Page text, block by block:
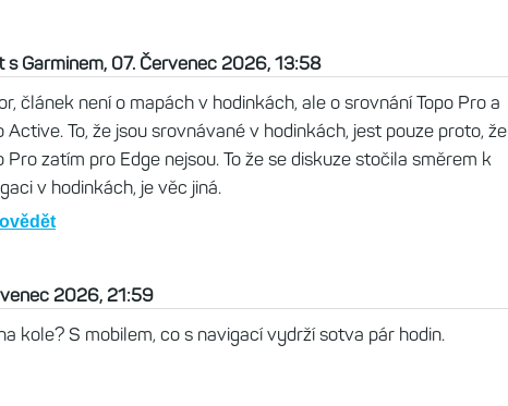
s Garminem, 07. Červenec 2026, 13:58
článek není o mapách v hodinkách, ale o srovnání Topo Pro a
Active. To, že jsou srovnávané v hodinkách, jest pouze proto, že
Pro zatím pro Edge nejsou. To že se diskuze stočila směrem k
v hodinkách, je věc jiná.
2026, 21:59
kole? S mobilem, co s navigací vydrží sotva pár hodin.